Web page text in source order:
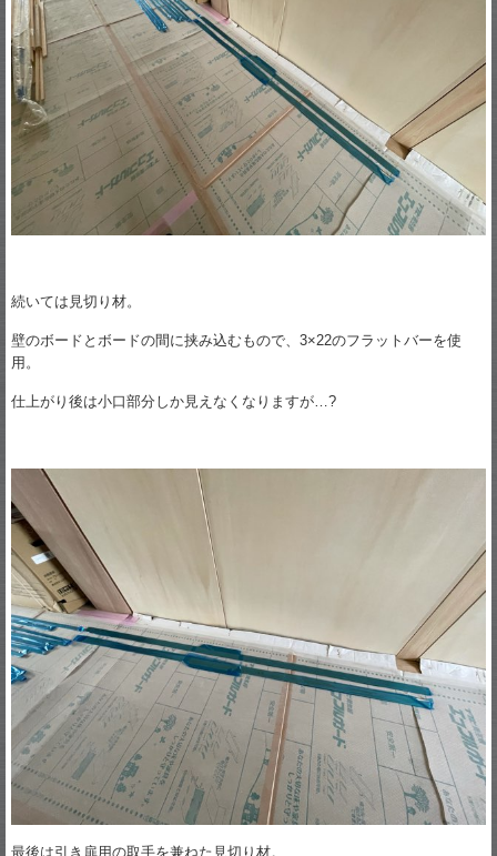
続いては見切り材。
壁のボードとボードの間に挟み込むもので、3×22のフラットバーを使
用。
仕上がり後は小口部分しか見えなくなりますが…?
最後は引き扉用の取手を兼ねた見切り材。